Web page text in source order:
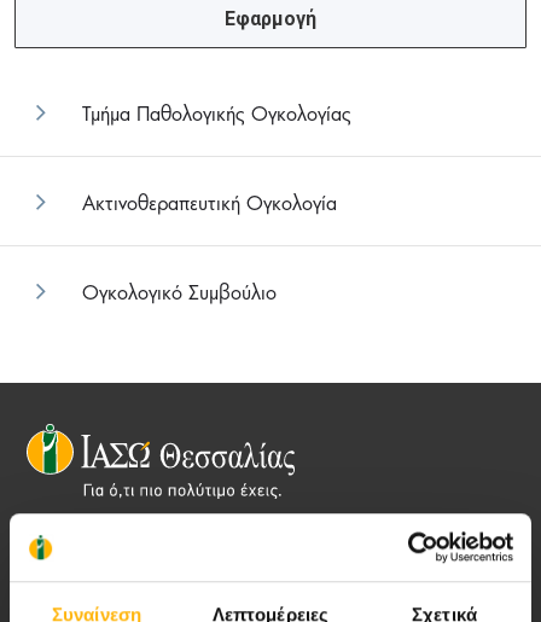
Συναίνεση Λεπτομέρειες Σχετικά
Εφαρμογή
Τμήμα Παθολογικής Ογκολογίας
Ακτινοθεραπευτική Ογκολογία
Ογκολογικό Συμβούλιο
Αποστολή μας να παρέχουμε υψηλής
ποιότητας ολοκληρωμένες υπηρεσίες
υγείας.